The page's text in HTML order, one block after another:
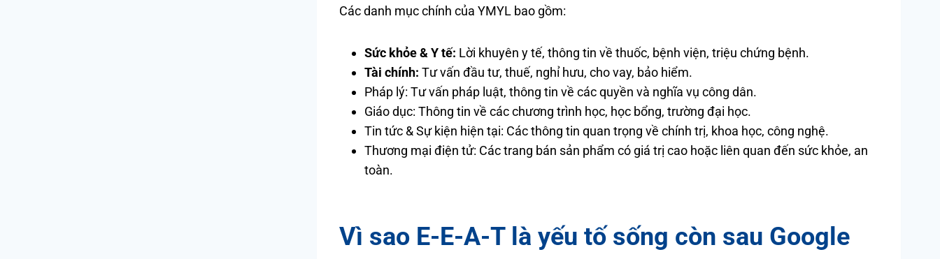
Các danh mục chính của YMYL bao gồm:
Sức khỏe & Y tế: Lời khuyên y tế, thông tin về thuốc, bệnh viện, triệu chứng bệnh.
Tài chính: Tư vấn đầu tư, thuế, nghỉ hưu, cho vay, bảo hiểm.
Pháp lý: Tư vấn pháp luật, thông tin về các quyền và nghĩa vụ công dân.
Giáo dục: Thông tin về các chương trình học, học bổng, trường đại học.
Tin tức & Sự kiện hiện tại: Các thông tin quan trọng về chính trị, khoa học, công nghệ.
Thương mại điện tử: Các trang bán sản phẩm có giá trị cao hoặc liên quan đến sức khỏe, an
toàn.
Vì sao E-E-A-T là yếu tố sống còn sau Google